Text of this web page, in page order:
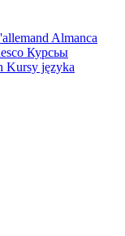
Almanca
Курсьы
Kursy języka